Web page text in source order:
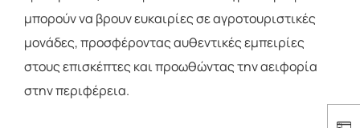
μπορούν να βρουν ευκαιρίες σε αγροτουριστικές
μονάδες, προσφέροντας αυθεντικές εμπειρίες
στους επισκέπτες και προωθώντας την αειφορία
στην περιφέρεια.